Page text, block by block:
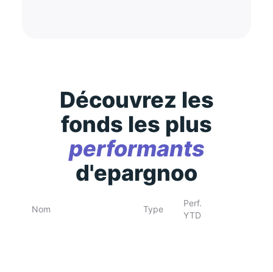
Découvrez les
fonds les plus
performants
d'epargnoo
Nom Type
Perf.
YTD